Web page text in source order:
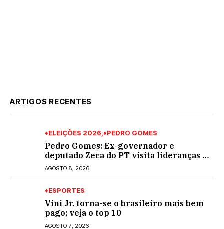
ARTIGOS RECENTES
♦ELEIÇÕES 2026 ♦PEDRO GOMES
Pedro Gomes: Ex-governador e
deputado Zeca do PT visita lideranças do
partido na cidade; buscará a reeleição
AGOSTO 8, 2026
♦ESPORTES
Vini Jr. torna-se o brasileiro mais bem
pago; veja o top 10
AGOSTO 7, 2026